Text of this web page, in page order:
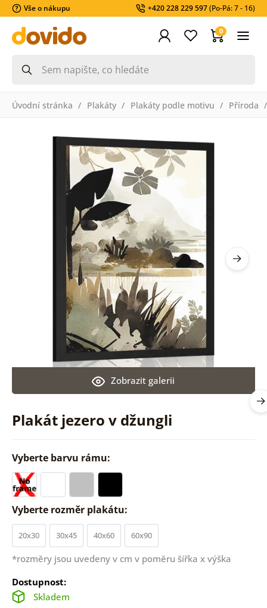
Vše o nákupu +420 228 229 597(Po-Pá: 7 - 16)
0
Úvodní stránka Plakáty Plakáty podle motivu Příroda
Plakát jezero v džungli
Zobrazit galerii
Vyberte barvu rámu:
Vyberte rozměr plakátu:
20x30 30x45 40x60 60x90
*rozměry jsou uvedeny v cm v poměru šířka x výška
Dostupnost:
Skladem